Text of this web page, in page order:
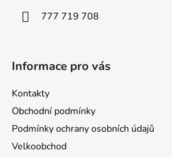
777 719 708
Informace pro vás
Kontakty
Obchodní podmínky
Podmínky ochrany osobních údajů
Velkoobchod